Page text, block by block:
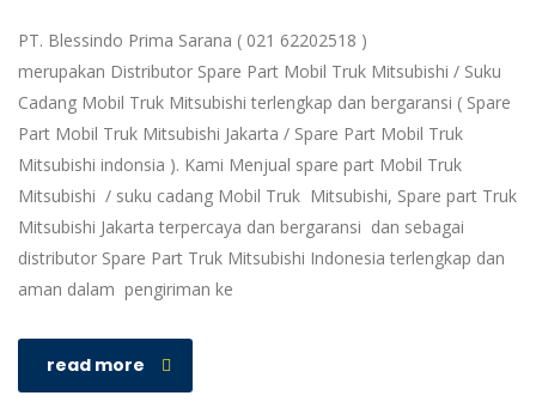
PT. Blessindo Prima Sarana ( 021 62202518 )
merupakan Distributor Spare Part Mobil Truk Mitsubishi / Suku
Cadang Mobil Truk Mitsubishi terlengkap dan bergaransi ( Spare
Part Mobil Truk Mitsubishi Jakarta / Spare Part Mobil Truk
Mitsubishi indonsia ). Kami Menjual spare part Mobil Truk
Mitsubishi / suku cadang Mobil Truk Mitsubishi, Spare part Truk
Mitsubishi Jakarta terpercaya dan bergaransi dan sebagai
distributor Spare Part Truk Mitsubishi Indonesia terlengkap dan
aman dalam pengiriman ke
read more